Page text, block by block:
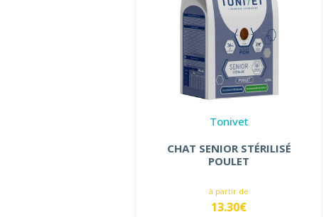
Tonivet
CHAT SENIOR STÉRILISÉ
POULET
à partir de
13.30€